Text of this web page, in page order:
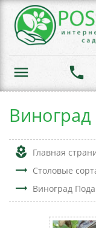
menu phone
local_florist Главная
trending_flat Столовые
trending_flat Виноград